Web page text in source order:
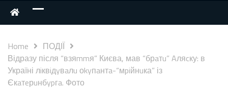
Home
ПОДІЇ
Відразу після “взяmmя” Києва, мав “брaтu” Aляcку: в
Україні лiквiдyвaлu оkyпaнтa-“мpiйнuка” із
Єкaтeрuнбypгa. Фото